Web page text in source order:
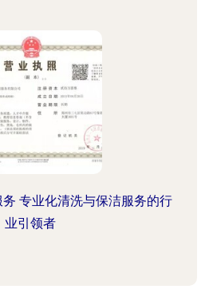
专业化清洗与保洁服务的行
业引领者